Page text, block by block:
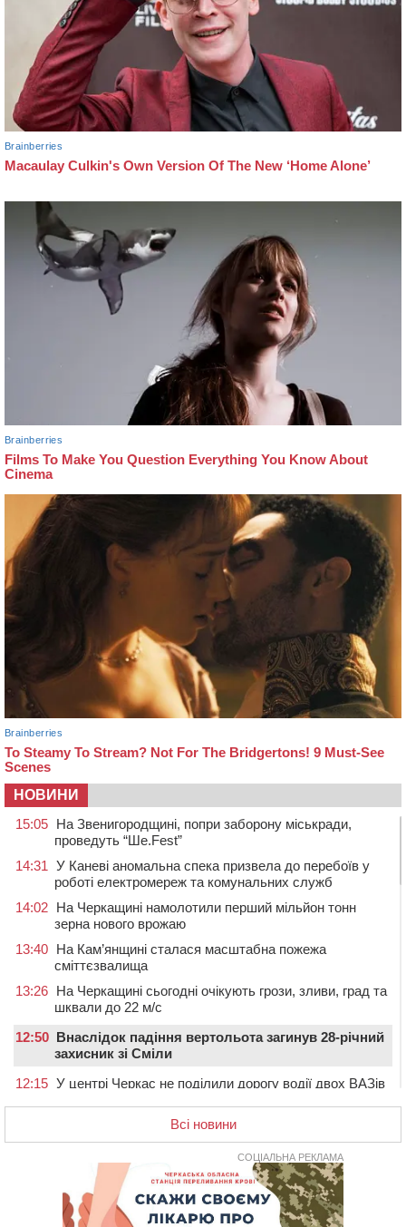
НОВИНИ
15:05 На Звенигородщині, попри заборону міськради,
проведуть “Ше.Fest”
14:31 У Каневі аномальна спека призвела до перебоїв у
роботі електромереж та комунальних служб
14:02 На Черкащині намолотили перший мільйон тонн
зерна нового врожаю
13:40 На Кам’янщині сталася масштабна пожежа
сміттєзвалища
13:26 На Черкащині сьогодні очікують грози, зливи, град та
шквали до 22 м/с
12:50 Внаслідок падіння вертольота загинув 28-річний
захисник зі Сміли
12:15 У центрі Черкас не поділили дорогу водії двох ВАЗів
11:29 У Черкасах до середини серпня обмежать рух
транспорту на трьох вулицях
На Черкащині кількість укриттів збільшилась
уп’ятеро з початку повномасштабної війни
У Черкасах водій Audi Q5 спричинив аварію, не
пропустивши інший кросовер
Всі новини
СОЦІАЛЬНА РЕКЛАМА